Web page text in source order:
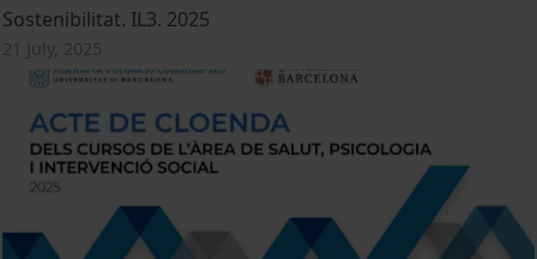
Sostenibilitat. IL3. 2025
21 July, 2025